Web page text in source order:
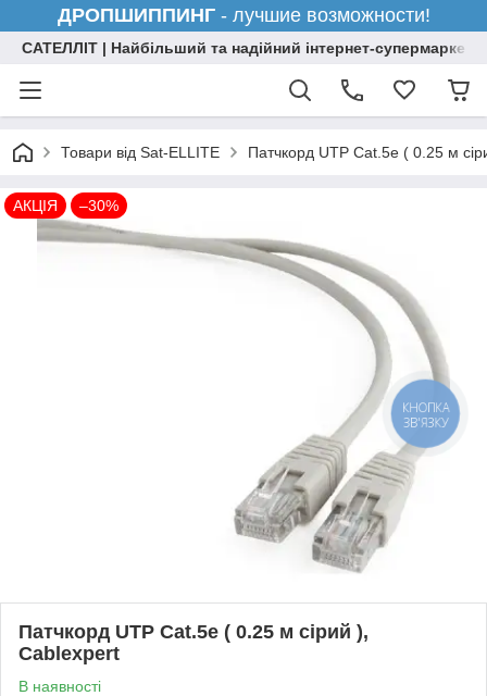
ДРОПШИППИНГ- лучшие возможности!
САТЕЛЛІТ | Найбільший та надійний інтернет-супермаркет
Товари від Sat-ELLITE Патчкорд UTP Cat.5e ( 0.25 м
АКЦІЯ –30%
Патчкорд UTP Cat.5e ( 0.25 м сірий ),
Cablexpert
В наявності
КНОПКА
ЗВ'ЯЗКУ